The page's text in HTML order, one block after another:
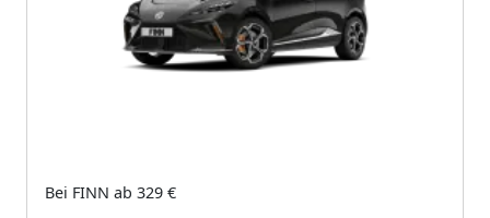
Bei FINN ab 329 €